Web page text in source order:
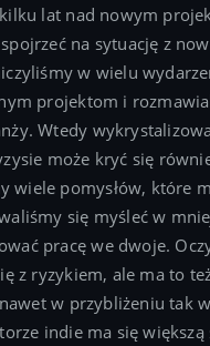
lat nad nowym
na sytuację z
w wielu
projektom i
Wtedy
może kryć się
wiele pomysłów, które
się myśleć w
pracę we dwoje.
z ryzykiem, ale ma to
w przybliżeniu tak
indie ma się